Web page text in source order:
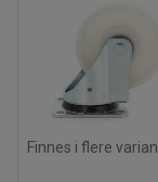
Finnes i flere